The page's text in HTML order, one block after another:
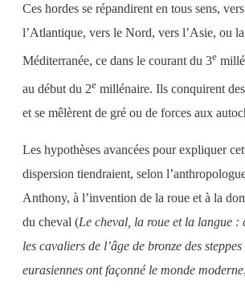
Ces hordes se répandirent en tous sens, vers
l’Atlantique, vers le Nord, vers l’Asie, ou la
Méditerranée, ce dans le courant du 3e
au début du 2e millénaire. Ils conquirent
et se mêlèrent de gré ou de forces aux
Les hypothèses avancées pour expliquer
dispersion tiendraient, selon
Anthony, à l’invention de la roue et à la
du cheval (Le cheval, la roue et la langue :
les cavaliers de l’âge de bronze des steppes
eurasiennes ont façonné le monde moderne